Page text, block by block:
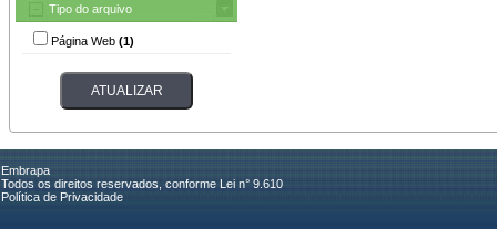
Tipo do arquivo
Página Web (1)
Embrapa
Todos os direitos reservados, conforme Lei n° 9.610
Política de Privacidade